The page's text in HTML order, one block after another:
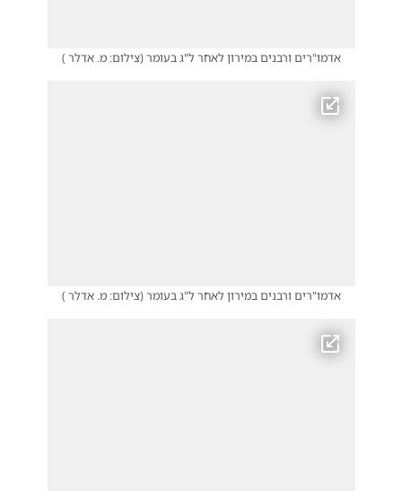
אדמו"רים ורבנים במירון לאחר ל"ג בעומר(צילום: מ. אדלר )
אדמו"רים ורבנים במירון לאחר ל"ג בעומר(צילום: מ. אדלר )